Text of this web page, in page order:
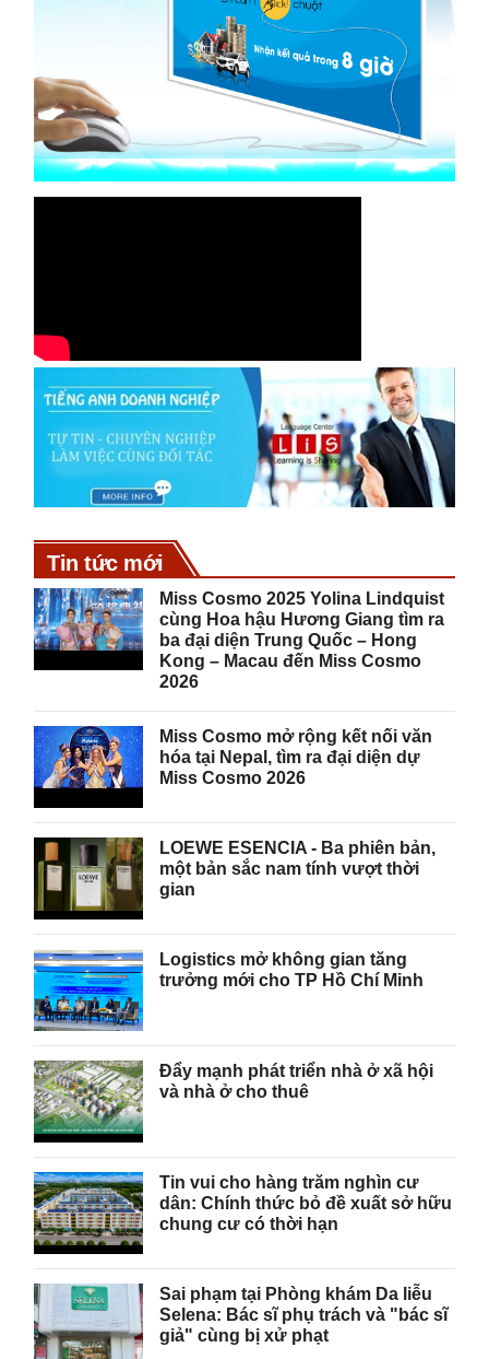
Tin tức mới
Miss Cosmo 2025 Yolina Lindquist
cùng Hoa hậu Hương Giang tìm ra
ba đại diện Trung Quốc – Hong
Kong – Macau đến Miss Cosmo
2026
Miss Cosmo mở rộng kết nối văn
hóa tại Nepal, tìm ra đại diện dự
Miss Cosmo 2026
LOEWE ESENCIA - Ba phiên bản,
một bản sắc nam tính vượt thời
gian
Logistics mở không gian tăng
trưởng mới cho TP Hồ Chí Minh
Đẩy mạnh phát triển nhà ở xã hội
và nhà ở cho thuê
Tin vui cho hàng trăm nghìn cư
dân: Chính thức bỏ đề xuất sở hữu
chung cư có thời hạn
Sai phạm tại Phòng khám Da liễu
Selena: Bác sĩ phụ trách và "bác sĩ
giả" cùng bị xử phạt